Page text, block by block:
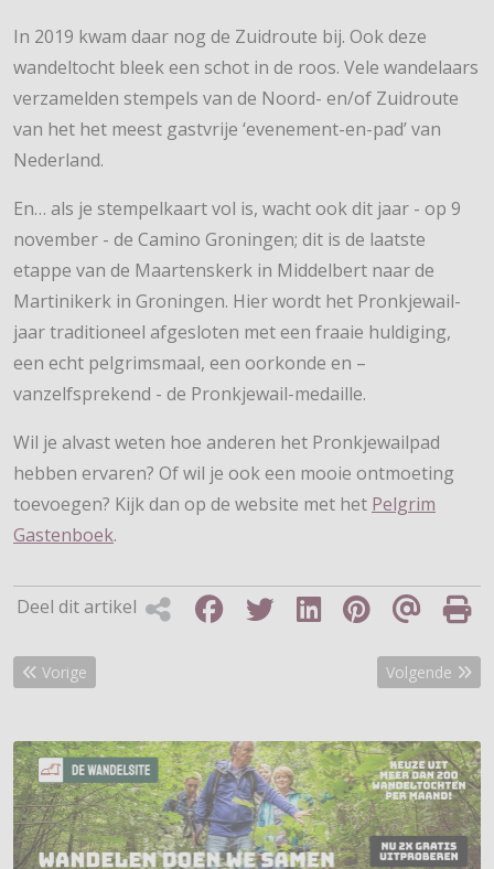
In 2019 kwam daar nog de Zuidroute bij. Ook deze
wandeltocht bleek een schot in de roos. Vele wandelaars
verzamelden stempels van de Noord- en/of Zuidroute
van het het meest gastvrije ‘evenement-en-pad’ van
Nederland.
En… als je stempelkaart vol is, wacht ook dit jaar - op 9
november - de Camino Groningen; dit is de laatste
etappe van de Maartenskerk in Middelbert naar de
Martinikerk in Groningen. Hier wordt het Pronkjewail-
jaar traditioneel afgesloten met een fraaie huldiging,
een echt pelgrimsmaal, een oorkonde en –
vanzelfsprekend - de Pronkjewail-medaille.
Wil je alvast weten hoe anderen het Pronkjewailpad
hebben ervaren? Of wil je ook een mooie ontmoeting
toevoegen? Kijk dan op de website met het Pelgrim
Gastenboek.
Deel dit artikel
Vorig artikel: Overwinteren en wandelen met Loopend Vuurtje
Vorige Volgende
Volgende